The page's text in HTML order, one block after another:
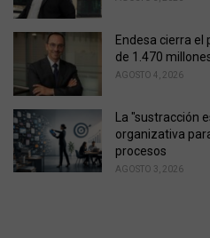
Endesa cierra
de 1.470
AGOSTO 4, 2026
La "sustracción
organizativa
procesos
AGOSTO 3, 2026